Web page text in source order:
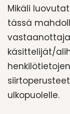
Mikäli
tässä
käsittelijät/
ulkopuolelle.